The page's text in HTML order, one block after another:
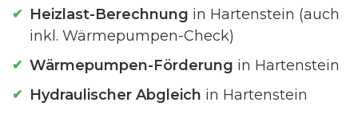
Heizlast-Berechnung in Hartenstein (auch
inkl. Wärmepumpen-Check)
Wärmepumpen-Förderung in Hartenstein
Hydraulischer Abgleich in Hartenstein